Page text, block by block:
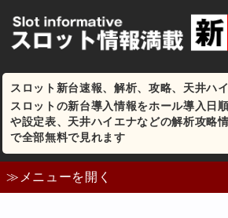
スロット新台速報、解析、攻略、天井ハ
スロットの新台導入情報をホール導入日
や設定表、天井ハイエナなどの解析攻略
で全部無料で見れます
≫メニューを開く